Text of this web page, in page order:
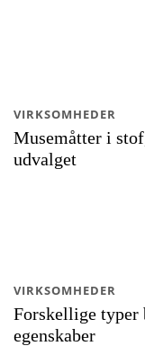
Musemåtter i
udvalget
VIRKSOMHEDER
Forskellige typer
egenskaber
VIRKSOMHEDER